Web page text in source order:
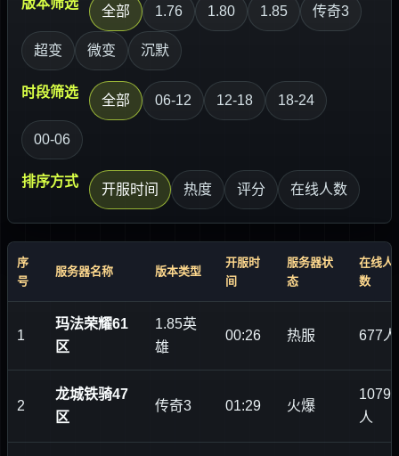
版本筛选
全部 1.76 1.80 1.85 传奇3
超变 微变 沉默
时段筛选
全部 06-12 12-18 18-24
00-06
排序方式
开服时间 热度 评分 在线人数
序
号
服务器名称 版本类型
开服时
间
服务器状
态
在线人
数
1
玛法荣耀61
区
1.85英
雄
00:26 热服 677人
2
龙城铁骑47
区
传奇3 01:29 火爆
1079
人